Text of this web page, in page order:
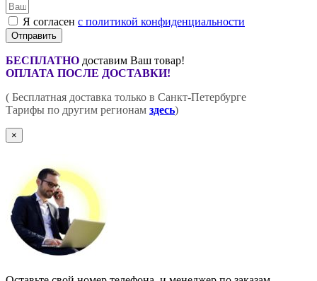
Я согласен с политикой конфиденциальности
Отправить
БЕСПЛАТНО доставим Ваш товар!
ОПЛАТА ПОСЛЕ ДОСТАВКИ!
( Бесплатная доставка только в Санкт-Петербурге
Тарифы по другим регионам здесь)
×